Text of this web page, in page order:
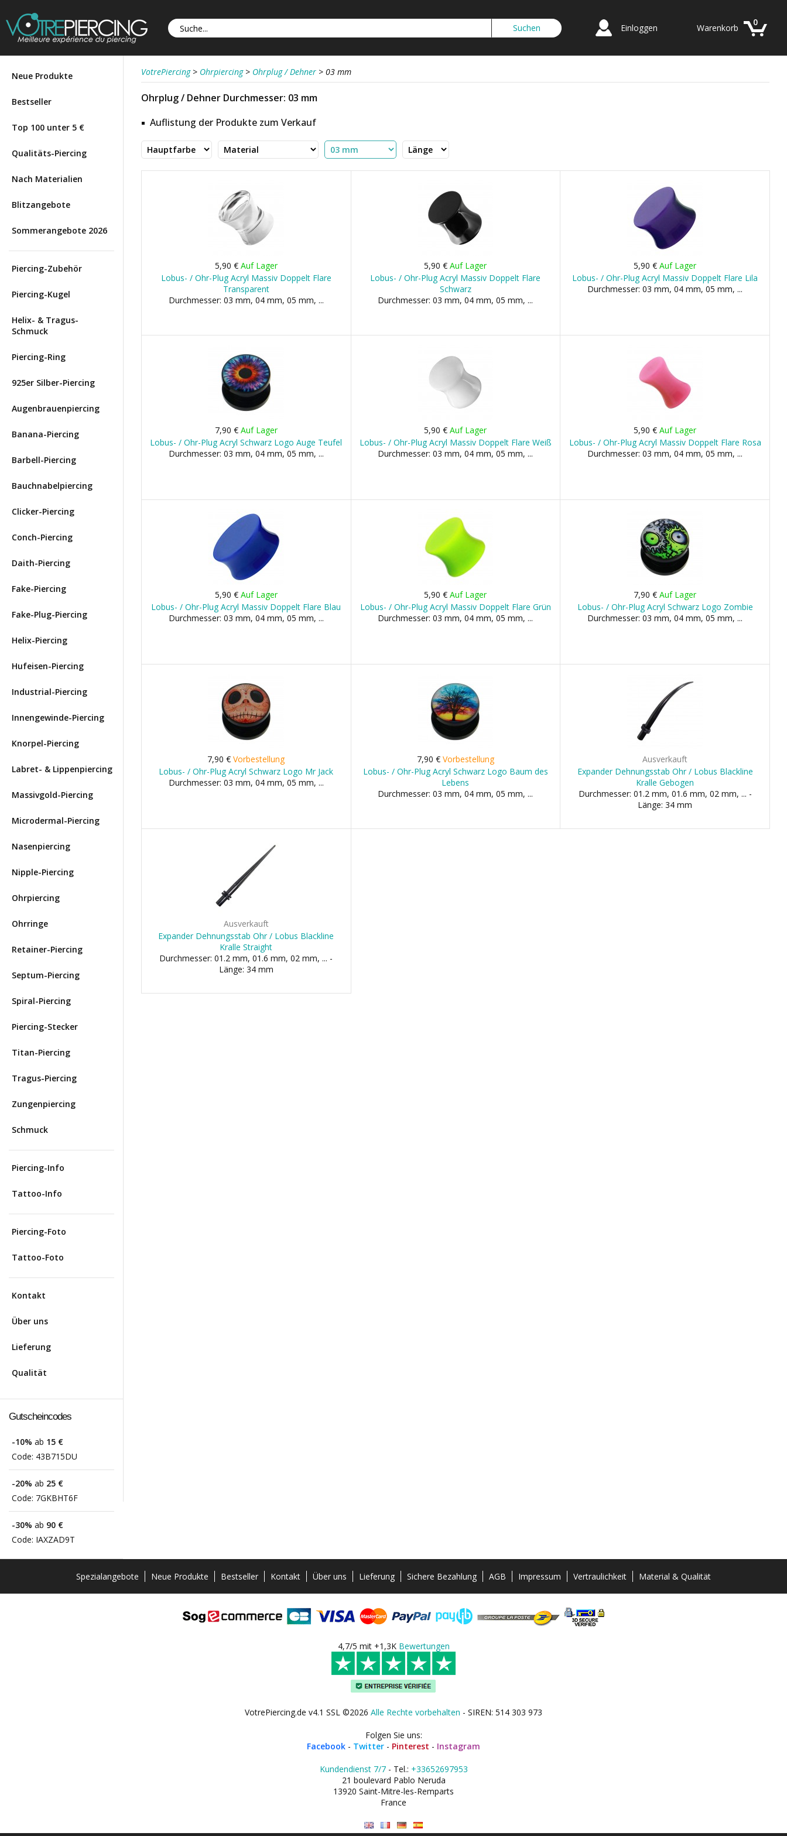
Einloggen
0
Warenkorb
Neue Produkte
Bestseller
Top 100 unter 5 €
Qualitäts-Piercing
Nach Materialien
Blitzangebote
Sommerangebote 2026
Piercing-Zubehör
Piercing-Kugel
Helix- & Tragus-
Schmuck
Piercing-Ring
925er Silber-Piercing
Augenbrauenpiercing
Banana-Piercing
Barbell-Piercing
Bauchnabelpiercing
Clicker-Piercing
Conch-Piercing
Daith-Piercing
Fake-Piercing
Fake-Plug-Piercing
Helix-Piercing
Hufeisen-Piercing
Industrial-Piercing
Innengewinde-Piercing
Knorpel-Piercing
Labret- & Lippenpiercing
Massivgold-Piercing
Microdermal-Piercing
Nasenpiercing
Nipple-Piercing
Ohrpiercing
Ohrringe
Retainer-Piercing
Septum-Piercing
Spiral-Piercing
Piercing-Stecker
Titan-Piercing
Tragus-Piercing
Zungenpiercing
Schmuck
Piercing-Info
Tattoo-Info
Piercing-Foto
Tattoo-Foto
Kontakt
Über uns
Lieferung
Qualität
Gutscheincodes
-10% ab 15 €
Code: 43B715DU
-20% ab 25 €
Code: 7GKBHT6F
-30% ab 90 €
Code: IAXZAD9T
VotrePiercing > Ohrpiercing > Ohrplug / Dehner > 03 mm
Ohrplug / Dehner Durchmesser: 03 mm
Auflistung der Produkte zum Verkauf
5,90 € Auf Lager
Lobus- / Ohr-Plug Acryl Massiv Doppelt Flare
Transparent
Durchmesser: 03 mm, 04 mm, 05 mm, ...
5,90 €Auf Lager
Lobus- / Ohr-Plug Acryl Massiv Doppelt Flare
Schwarz
Durchmesser: 03 mm, 04 mm, 05 mm, ...
5,90 €Auf Lager
Lobus- / Ohr-Plug Acryl Massiv Doppelt Flare Lila
Durchmesser: 03 mm, 04 mm, 05 mm, ...
7,90 € Auf Lager
Lobus- / Ohr-Plug Acryl Schwarz Logo Auge Teufel
Durchmesser: 03 mm, 04 mm, 05 mm, ...
5,90 €Auf Lager
Lobus- / Ohr-Plug Acryl Massiv Doppelt Flare Weiß
Durchmesser: 03 mm, 04 mm, 05 mm, ...
5,90 €Auf Lager
Lobus- / Ohr-Plug Acryl Massiv Doppelt Flare Rosa
Durchmesser: 03 mm, 04 mm, 05 mm, ...
5,90 € Auf Lager
Lobus- / Ohr-Plug Acryl Massiv Doppelt Flare Blau
Durchmesser: 03 mm, 04 mm, 05 mm, ...
5,90 €Auf Lager
Lobus- / Ohr-Plug Acryl Massiv Doppelt Flare Grün
Durchmesser: 03 mm, 04 mm, 05 mm, ...
7,90 €Auf Lager
Lobus- / Ohr-Plug Acryl Schwarz Logo Zombie
Durchmesser: 03 mm, 04 mm, 05 mm, ...
7,90 €Vorbestellung
Lobus- / Ohr-Plug Acryl Schwarz Logo Mr Jack
Durchmesser: 03 mm, 04 mm, 05 mm, ...
7,90 € Vorbestellung
Lobus- / Ohr-Plug Acryl Schwarz Logo Baum des
Lebens
Durchmesser: 03 mm, 04 mm, 05 mm, ...
Ausverkauft
Expander Dehnungsstab Ohr / Lobus Blackline
Kralle Gebogen
Durchmesser: 01.2 mm, 01.6 mm, 02 mm, ... -
Länge: 34 mm
Ausverkauft
Expander Dehnungsstab Ohr / Lobus Blackline
Kralle Straight
Durchmesser: 01.2 mm, 01.6 mm, 02 mm, ... -
Länge: 34 mm
Spezialangebote Neue Produkte Bestseller Kontakt Über uns Lieferung Sichere Bezahlung AGB Impressum Vertraulichkeit Material & Qualität
4,7/5 mit +1,3K Bewertungen
VotrePiercing.de v4.1 SSL ©2026 Alle Rechte vorbehalten - SIREN: 514 303 973
Folgen Sie uns:
Facebook - Twitter - Pinterest - Instagram
Kundendienst 7/7- Tel.: +33652697953
21 boulevard Pablo Neruda
13920 Saint-Mitre-les-Remparts
France